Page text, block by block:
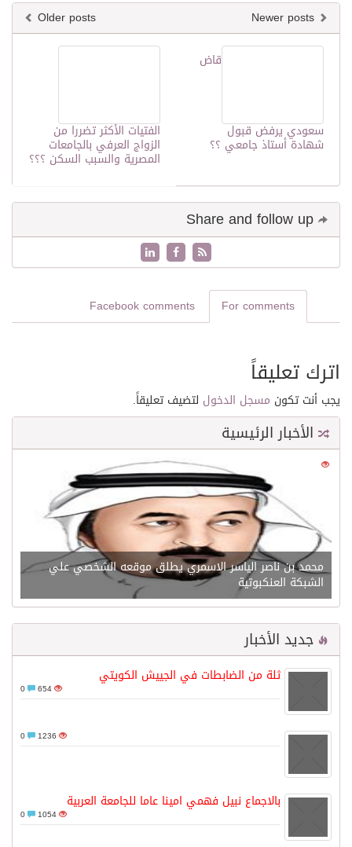
Older posts
الفتيات الأكثر تضررا من
الزواج العرفي بالجامعات
المصرية والسبب السكن ؟؟؟
قاض
سعودي يرفض قبول
شهادة أستاذ جامعي ؟؟
For comments
Facebook comments
اترك تعليقاً
يجب أنت تكون مسجل الدخول لتضيف تعليقاً.
الأخبار الرئيسية
21643
محمد بن ناصر الياسر الاسمري يطلق موقعه الشخصي علي
الشبكة العنكبوتية
جديد الأخبار
ثلة من الضابطات في الجييش الكويتي
654
1236
بالاجماع نبيل فهمي امينا عاما للجامعة العربية
1054